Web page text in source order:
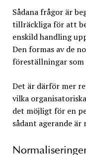
Sådana frågor är
tillräckliga för att
enskild handling
Den formas av de
föreställningar som
Det är därför mer
vilka
det möjligt för en
sådant agerande är